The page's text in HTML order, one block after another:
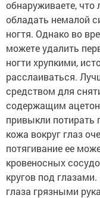
обнаруживаете, что
обладать немалой
ногтя. Однако во
можете удалить
ногти хрупкими,
расслаиваться.
средством для
содержащим
привыкли потирать
кожа вокруг глаз
потягивание ее
кровеносных
кругов под
глаза грязными